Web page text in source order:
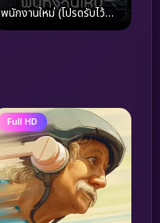
พนักงานใหม่ (โปรดรับไว้
พิจารณา) (2025)
Full HD